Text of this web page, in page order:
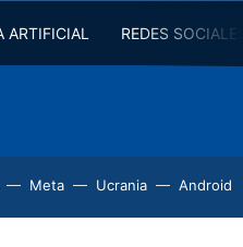
ARTIFICIAL REDES
Meta Ucrania Android